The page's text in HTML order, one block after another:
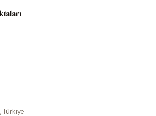
Türkiye